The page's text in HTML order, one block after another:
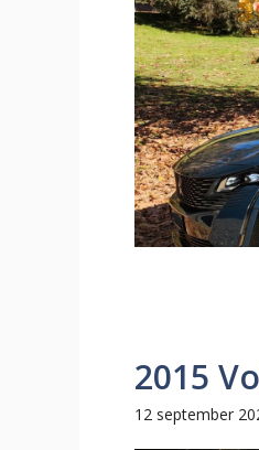
2015
12 september